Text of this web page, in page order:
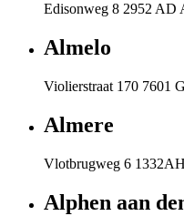
Edisonweg 8 2952 AD
Almelo
Violierstraat 170 7601
Almere
Vlotbrugweg 6
Alphen aan